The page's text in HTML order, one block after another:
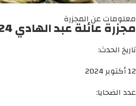
معلومات عن المجزرة
مجزرة عائلة عبد الهادي 12/10/2024
تاريخ الحدث:
12 أكتوبر 2024
عدد الضحايا: